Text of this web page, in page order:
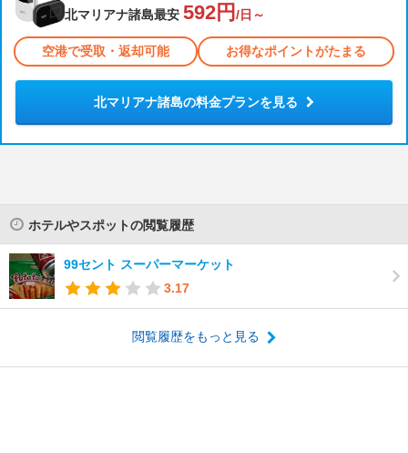
北マリアナ諸島最安 592円 /日～
空港で受取・返却可能 お得なポイントがたまる
北マリアナ諸島の料金プランを見る
ホテルやスポットの閲覧履歴
99セント スーパーマーケット
3.17
閲覧履歴をもっと見る